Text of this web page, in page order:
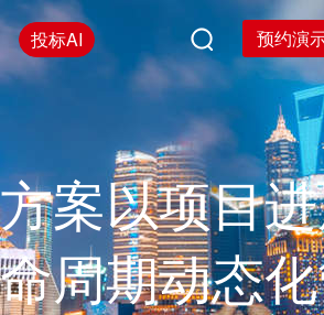
投标AI 预约演
案以项目
周期动态